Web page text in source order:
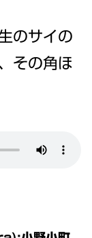
のサイの
その角ほ